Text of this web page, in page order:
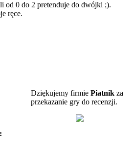
od 0 do 2 pretenduje do dwójki ;).
ręce.
Dziękujemy firmie Piatnik za
przekazanie gry do recenzji.